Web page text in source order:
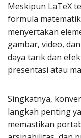
Meskipun LaTeX
formula
menyertakan
gambar, video,
daya tarik dan
presentasi atau
Singkatnya,
langkah penting
memastikan